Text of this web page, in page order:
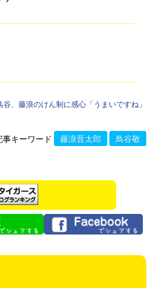
谷、藤浪のけん制に感心「うまいですね」
事キーワード 藤浪晋太郎 鳥谷敬